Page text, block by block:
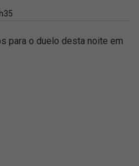
para o duelo desta noite em